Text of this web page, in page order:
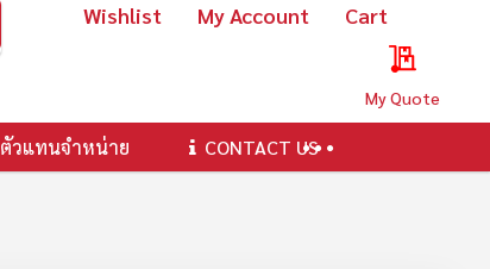
My Quote
Wishlist My Account Cart
ตัวแทนจำหน่าย CONTACT US